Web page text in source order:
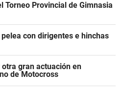
Torneo Provincial de Gimnasia
con dirigentes e hinchas
gran actuación en
de Motocross